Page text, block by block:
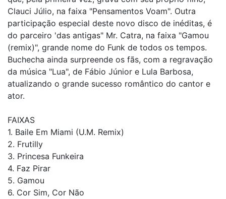
Clauci Júlio, na faixa "Pensamentos Voam". Outra
participação especial deste novo disco de inéditas, é
do parceiro 'das antigas" Mr. Catra, na faixa "Gamou
(remix)", grande nome do Funk de todos os tempos.
Buchecha ainda surpreende os fãs, com a regravação
da música "Lua", de Fábio Júnior e Lula Barbosa,
atualizando o grande sucesso romântico do cantor e
ator.
FAIXAS
1. Baile Em Miami (U.M. Remix)
2. Frutilly
3. Princesa Funkeira
4. Faz Pirar
5. Gamou
6. Cor Sim, Cor Não